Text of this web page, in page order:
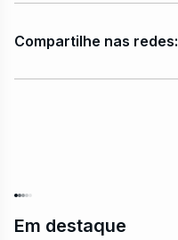
Compartilhe nas redes:
Em destaque